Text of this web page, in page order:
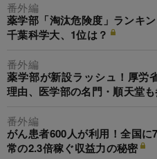
番外編
薬学部「淘汰危険度」ランキ
千葉科学大、1位は？
番外編
薬学部が新設ラッシュ！厚労
理由、医学部の名門・順天堂
番外編
がん患者600人が利用！全国
常の2.3倍稼ぐ収益力の秘密